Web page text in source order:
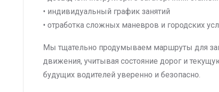
• индивидуальный график занятий
• отработка сложных маневров и городских
Мы тщательно продумываем маршруты для
движения, учитывая состояние дорог и
будущих водителей уверенно и безопасно.